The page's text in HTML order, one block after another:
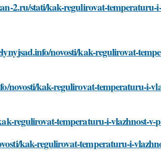
2.ru/stati/kak-regulirovat-temperaturu-
novosti/kak-regulirovat-
novosti/kak-regulirovat-temperaturu-i-
regulirovat-temperaturu-i-vlazhnost-
kak-regulirovat-temperaturu-i-